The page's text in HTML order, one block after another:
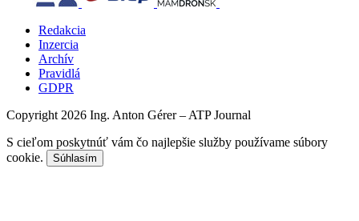
Redakcia
Inzercia
Archív
Pravidlá
GDPR
Copyright 2026 Ing. Anton Gérer – ATP Journal
S cieľom poskytnúť vám čo najlepšie služby používame súbory
cookie.
Súhlasím